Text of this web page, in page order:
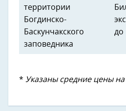
территории
Богдинско-
Баскунчакского
заповедника
до
* Указаны средние цены на